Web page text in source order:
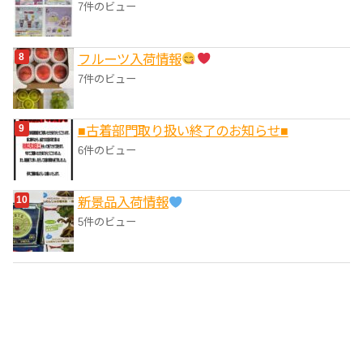
7件のビュー
フルーツ入荷情報
7件のビュー
■‎古着部門取り扱い終了のお知らせ■
6件のビュー
‎新景品入荷情報
5件のビュー